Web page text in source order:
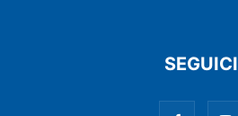
SEGUICI